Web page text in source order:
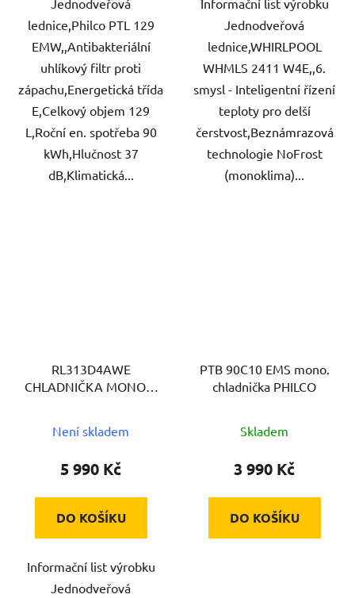
lednice,Philco PTL 129
EMW,,Antibakteriální
uhlíkový filtr proti
zápachu,Energetická třída
E,Celkový objem 129
L,Roční en. spotřeba 90
kWh,Hlučnost 37
dB,Klimatická...
Jednodveřová
lednice,WHIRLPOOL
WHMLS 2411 W4E,,6.
smysl - Inteligentní řízení
teploty pro delší
čerstvost,Beznámrazová
technologie NoFrost
(monoklima)...
RL313D4AWE
CHLADNIČKA MONOK.
Není skladem
5 990 Kč
DO KOŠÍKU
Informační list výrobku
Jednodveřová
PTB 90C10 EMS mono.
chladnička PHILCO
Skladem
3 990 Kč
DO KOŠÍKU